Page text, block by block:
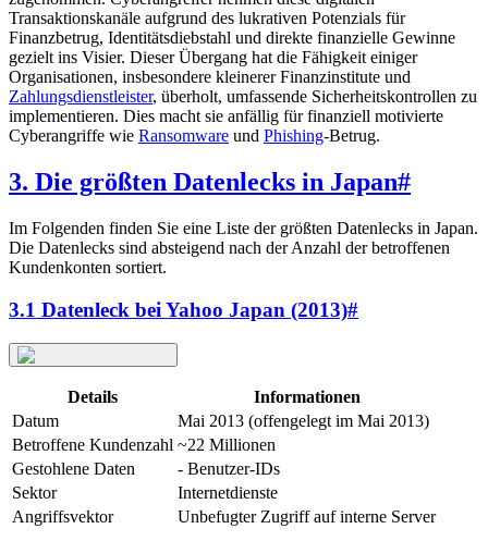
Transaktionskanäle aufgrund des lukrativen Potenzials für
Finanzbetrug, Identitätsdiebstahl und direkte finanzielle Gewinne
gezielt ins Visier. Dieser Übergang hat die Fähigkeit einiger
Organisationen, insbesondere kleinerer Finanzinstitute und
Zahlungsdienstleister, überholt, umfassende Sicherheitskontrollen zu
implementieren. Dies macht sie anfällig für finanziell motivierte
Cyberangriffe wie Ransomware und Phishing-Betrug.
3. Die größten Datenlecks in Japan#
Im Folgenden finden Sie eine Liste der größten Datenlecks in Japan.
Die Datenlecks sind absteigend nach der Anzahl der betroffenen
Kundenkonten sortiert.
3.1 Datenleck bei Yahoo Japan (2013)#
Details
Informationen
Datum
Mai 2013 (offengelegt im Mai 2013)
Betroffene Kundenzahl ~22 Millionen
Gestohlene Daten
- Benutzer-IDs
Sektor
Internetdienste
Angriffsvektor
Unbefugter Zugriff auf interne Server